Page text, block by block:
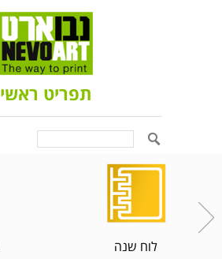
תפריט ראשי
Search
לוח שנה